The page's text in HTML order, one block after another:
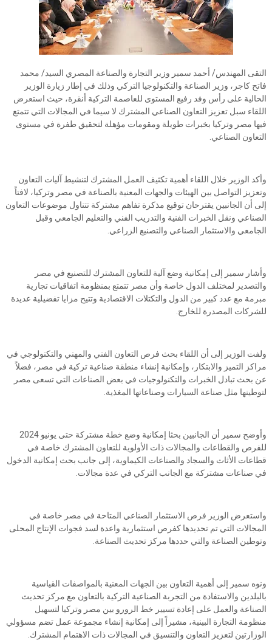
التقى المهندس/ أحمد سمير وزير التجارة والصناعة المصري السيد/ محمد
فاتح كاجر، وزير الصناعة والتكنولوجيا التركي وذلك في إطار زيارة الوزير
الحالية على رأس وفد رفيع المستوى للعاصمة التركية أنقرة، حيث استعرض
اللقاء سبل تعزيز التعاون الصناعي المشترك لا سيما في المجالات التي تتمتع
فيها مصر وتركيا بخبرات طويلة ومقومات مؤهلة لتحقيق طفرة في مستوى
التعاون الصناعي.
وأكد الوزير خلال اللقاء أهمية تكثيف العمل المشترك لتنشيط آليات التعاون
وتعزيز التواصل بين الهيئات والجهات المعنية بالصناعة في مصر وتركيا، لافتاً
إلى أن الجانبين يقترحان توقيع مذكرة تفاهم مشتركة تتناول موضوعات التعاون
الصناعي ونقل الخبرات الفنية والتدريب الفني والتعليم الجامعي وقبل
الجامعي والاستثمار الصناعي والتصنيع الزراعي.
وأشار سمير إلى إمكانية وضع آلية للتعاون المشترك للتصنيع في مصر
والتصدير لمختلف الدول خاصة وأن مصر تتمتع بمنظومة اتفاقيات تجارية
مبرمة مع عدد كبير من الدول والتكتلات الاقتصادية وتتيح مزايا تفضيلية عديدة
للشركات المصدرة للخارج.
ولفت الوزير إلى أن اللقاء بحث فرص التعاون الفني والمهني والتكنولوجي في
مراكز التميز والابتكار، وإمكانية إنشاء منطقة صناعية تركية في مصر، فضلاً
عن بحث تبادل الخبرات والتكنولوجيات في بعض الصناعات التي تسعى مصر
لتوطينها مثل صناعة السيارات وصناعاتها المغذية.
وأوضح سمير أن الجانبين بحثا إمكانية وضع خطة مشتركة حتى يونيو 2024
للفرص والقطاعات والمجالات ذات الأولوية للتعاون المشترك خاصة في
قطاعات الأثاث والسجاد والصناعات الكيماوية، إلى جانب بحث إمكانية الدخول
في صناعات مشتركة مع الجانب التركي في عدة مجالات.
واستعرض الوزير فرص الاستثمار الصناعي المتاحة في مصر خاصة في
المجالات التي تم تحديدها كفرص استثمارية واعدة لسد فجوات الإنتاج المحلى
وتوطين الصناعة والتي حددها مركز تحديث الصناعة.
ونوه سمير إلى أهمية التعاون بين الجهات المعنية بالمواصفات القياسية
بالبلدين والاستفادة من التجربة الصناعية التركية بالتعاون مع مركز تحديث
الصناعة والعمل على إعادة تسيير خط الرورو بين مصر وتركيا لتسهيل
منظومة التجارة البينية، مشيراً إلى إمكانية إنشاء مجموعة عمل تضم مسؤولي
الوزارتين لتعزيز التعاون والتنسيق في المجالات ذات الاهتمام المشترك.